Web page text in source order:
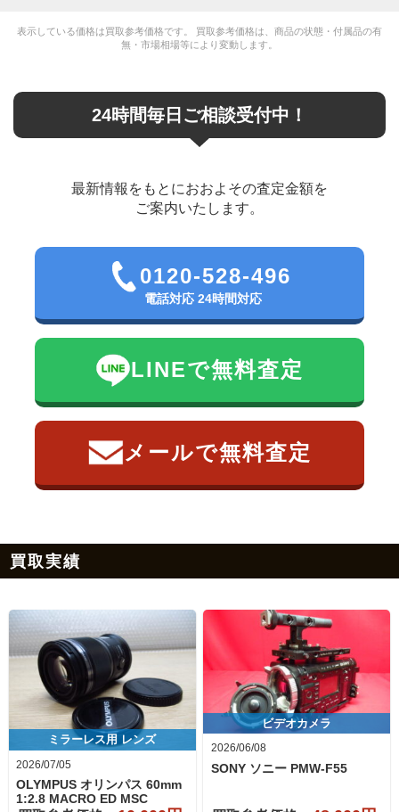
表示している価格は買取参考価格です。 買取参考価格は、商品の状態・付属品の有
無・市場相場等により変動します。
24時間毎日ご相談受付中！
最新情報をもとにおおよその査定金額を
ご案内いたします。
0120-528-496
電話対応 24時間対応
LINEで無料査定
メールで無料査定
買取実績
ミラーレス用 レンズ
2026/07/05
OLYMPUS オリンパス 60mm
1:2.8 MACRO ED MSC
ビデオカメラ
2026/06/08
SONY ソニーPMW-F55